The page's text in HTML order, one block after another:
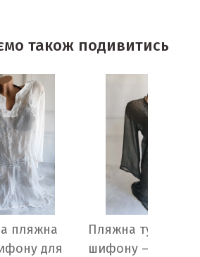
також подивитись
пляжна
для
Пляжна туніка
шифону — халат